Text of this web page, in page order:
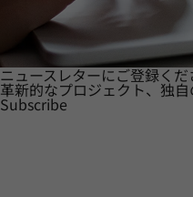
ニュースレターにご登録く
革新的なプロジェクト、独
Subscribe